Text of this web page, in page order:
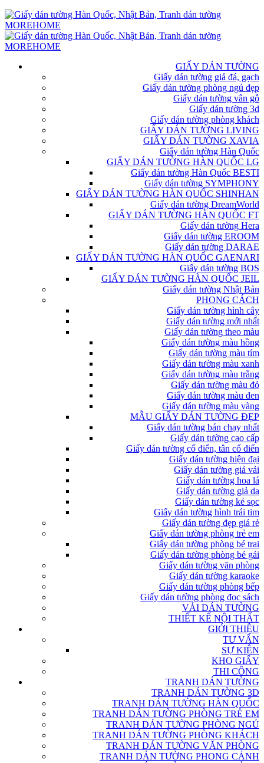
GIẤY DÁN TƯỜNG
Giấy dán tường giả đá, gạch
Giấy dán tường phòng ngủ đẹp
Giấy dán tường vân gỗ
Giấy dán tường 3d
Giấy dán tường phòng khách
GIẤY DÁN TƯỜNG LIVING
GIẤY DÁN TƯỜNG XAVIA
Giấy dán tường Hàn Quốc
GIẤY DÁN TƯỜNG HÀN QUỐC LG
Giấy dán tường Hàn Quốc BESTI
Giấy dán tường SYMPHONY
GIẤY DÁN TƯỜNG HÀN QUỐC SHINHAN
Giấy dán tường DreamWorld
GIẤY DÁN TƯỜNG HÀN QUỐC FT
Giấy dán tường Hera
Giấy dán tường EROOM
Giấy dán tường DARAE
GIẤY DÁN TƯỜNG HÀN QUỐC GAENARI
Giấy dán tường BOS
GIẤY DÁN TƯỜNG HÀN QUỐC JEIL
Giấy dán tường Nhật Bản
PHONG CÁCH
Giấy dán tường hình cây
Giấy dán tường mới nhất
Giấy dán tường theo màu
Giấy dán tường màu hồng
Giấy dán tường màu tím
Giấy dán tường màu xanh
Giấy dán tường màu trắng
Giấy dán tường màu đỏ
Giấy dán tường màu đen
Giấy dán tường màu vàng
MẪU GIẤY DÁN TƯỜNG ĐẸP
Giấy dán tường bán chạy nhất
Giấy dán tường cao cấp
Giấy dán tường cổ điển, tân cổ điển
Giấy dán tường hiện đại
Giấy dán tường giả vải
Giấy dán tường hoa lá
Giấy dán tường giả da
Giấy dán tường kẻ sọc
Giấy dán tường hình trái tim
Giấy dán tường đẹp giá rẻ
Giấy dán tường phòng trẻ em
Giấy dán tường phòng bé trai
Giấy dán tường phòng bé gái
Giấy dán tường văn phòng
Giấy dán tường karaoke
Giấy dán tường phòng bếp
Giấy dán tường phòng đọc sách
VẢI DÁN TƯỜNG
THIẾT KẾ NỘI THẤT
GIỚI THIỆU
TƯ VẤN
SỰ KIỆN
KHO GIẤY
THI CÔNG
TRANH DÁN TƯỜNG
TRANH DÁN TƯỜNG 3D
TRANH DÁN TƯỜNG HÀN QUỐC
TRANH DÁN TƯỜNG PHÒNG TRẺ EM
TRANH DÁN TƯỜNG PHÒNG NGỦ
TRANH DÁN TƯỜNG PHÒNG KHÁCH
TRANH DÁN TƯỜNG VĂN PHÒNG
TRANH DÁN TƯỜNG PHONG CẢNH